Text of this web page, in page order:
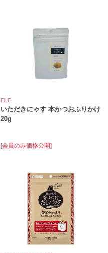
FLF
いただきにゃす 本かつおふりかけ
20g
[会員のみ価格公開]